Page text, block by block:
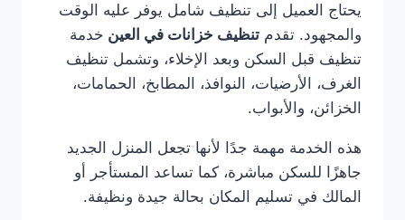
يحتاج العميل إلى تنظيف شامل يوفر عليه الوقت
والمجهود. تقدم تنظيف خزانات في العين خدمة
تنظيف قبل السكن وبعد الإخلاء، وتشمل تنظيف
الغرف، الأرضيات، النوافذ، المطابخ، الحمامات،
الخزائن، والأبواب.
هذه الخدمة مهمة جدًا لأنها تجعل المنزل الجديد
جاهزًا للسكن مباشرة، كما تساعد المستأجر أو
المالك في تسليم المكان بحالة جيدة ونظيفة.